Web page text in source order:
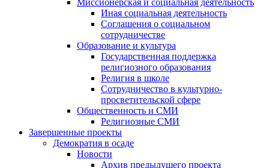
Миссионерская и социальная деятельность
Иная социальная деятельность
Соглашения о социальном
сотрудничестве
Образование и культура
Государственная поддержка
религиозного образования
Религия в школе
Сотрудничество в культурно-
просветительской сфере
Общественность и СМИ
Религиозные СМИ
Завершенные проекты
Демократия в осаде
Новости
Архив предыдущего проекта